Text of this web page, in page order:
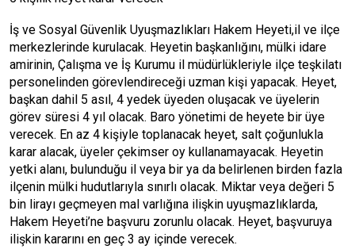
İş ve Sosyal Güvenlik Uyuşmazlıkları Hakem Heyeti,il ve ilçe
merkezlerinde kurulacak. Heyetin başkanlığını, mülki idare
amirinin, Çalışma ve İş Kurumu il müdürlükleriyle ilçe teşkilatı
personelinden görevlendireceği uzman kişi yapacak. Heyet,
başkan dahil 5 asıl, 4 yedek üyeden oluşacak ve üyelerin
görev süresi 4 yıl olacak. Baro yönetimi de heyete bir üye
verecek. En az 4 kişiyle toplanacak heyet, salt çoğunlukla
karar alacak, üyeler çekimser oy kullanamayacak. Heyetin
yetki alanı, bulunduğu il veya bir ya da belirlenen birden fazla
ilçenin mülki hudutlarıyla sınırlı olacak. Miktar veya değeri 5
bin lirayı geçmeyen mal varlığına ilişkin uyuşmazlıklarda,
Hakem Heyeti’ne başvuru zorunlu olacak. Heyet, başvuruya
ilişkin kararını en geç 3 ay içinde verecek.